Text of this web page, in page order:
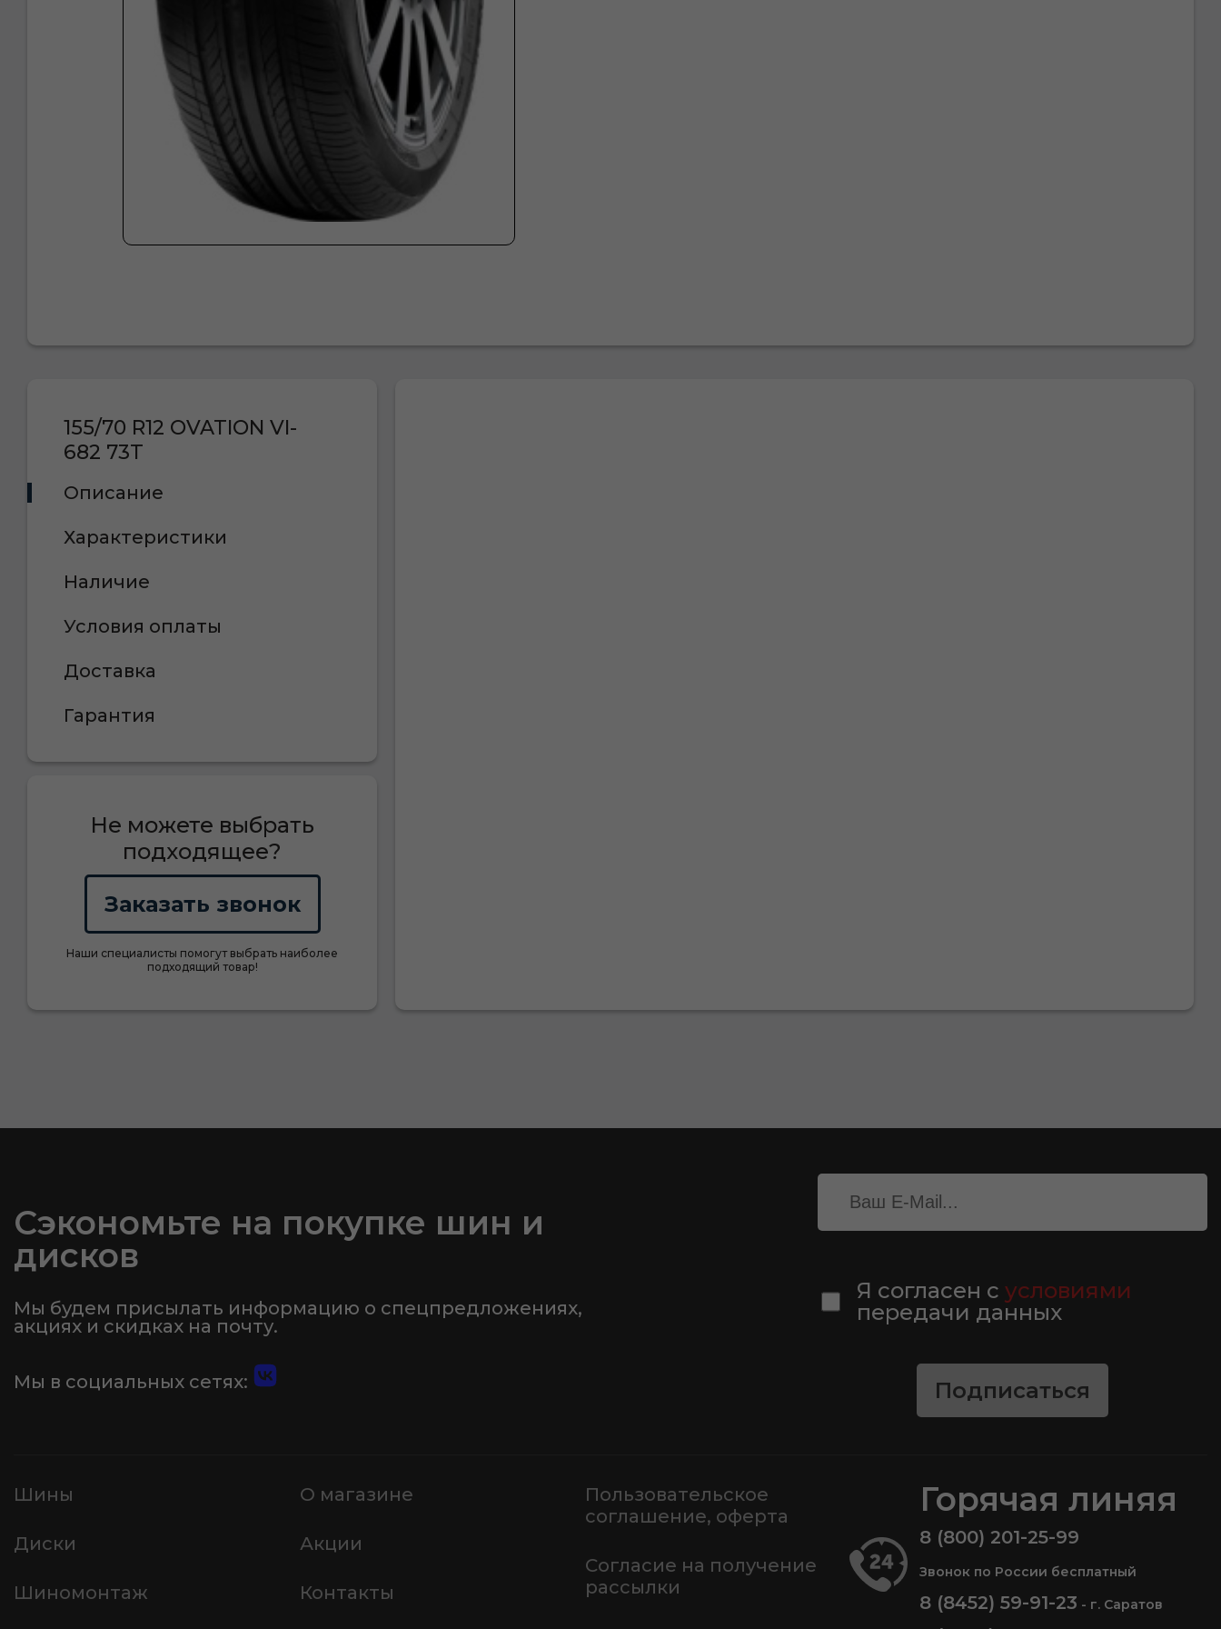
155/70 R12 OVATION VI-
682 73T
Описание
Характеристики
Наличие
Условия оплаты
Доставка
Гарантия
Не можете выбрать
подходящее?
Заказать звонок
Наши специалисты помогут выбрать наиболее
подходящий товар!
Сэкономьте на покупке шин и
дисков
Мы будем присылать информацию о спецпредложениях,
акциях и скидках на почту.
Мы в социальных сетях:
Я согласен сусловиями
передачи данных
Подписаться
Шины
Диски
Шиномонтаж
О магазине
Акции
Контакты
Пользовательское
соглашение, оферта
Согласие на получение
рассылки
Горячая линяя
8 (800) 201-25-99
Звонок по России бесплатный
8 (8452) 59-91-23 - г. Саратов